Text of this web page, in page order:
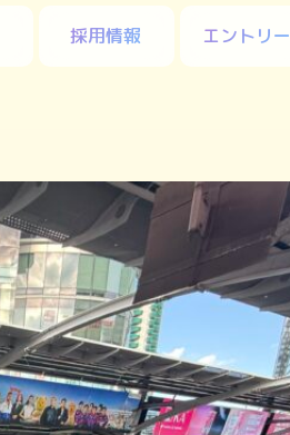
採用情報 エントリー